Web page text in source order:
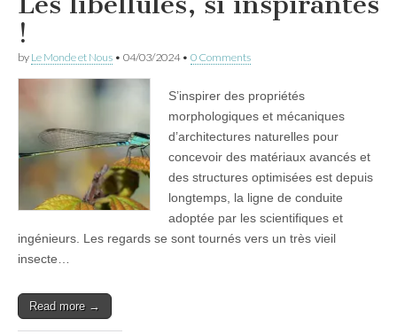
!
by Le Monde et Nous • 04/03/2024• 0 Comments
S’inspirer des propriétés
morphologiques et mécaniques
d’architectures naturelles pour
concevoir des matériaux avancés et
des structures optimisées est depuis
longtemps, la ligne de conduite
adoptée par les scientifiques et
ingénieurs. Les regards se sont tournés vers un très vieil
insecte…
Read more →